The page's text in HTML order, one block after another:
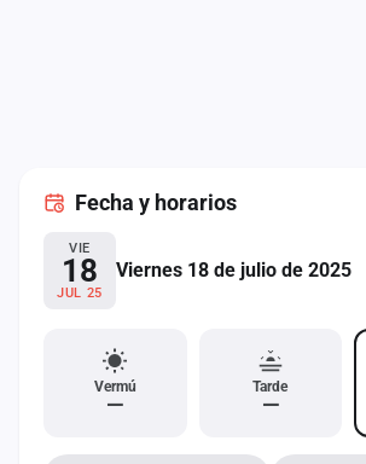
Fecha y horarios
VIE
18
JUL 25
Viernes 18 de julio de 2025
Vermú
—
Tarde
—
Administración
Contacto